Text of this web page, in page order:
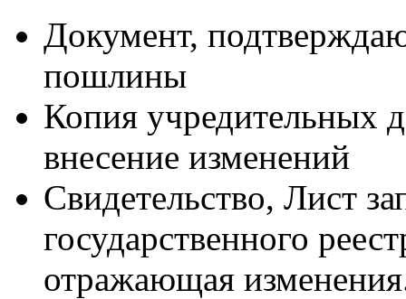
Документ,
пошлины
Копия учредительных
внесение изменений
Свидетельство, Лист
государственного
отражающая